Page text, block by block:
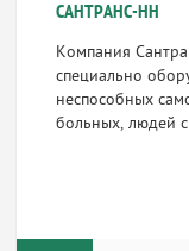
САНТРАНС-НН
Компания
специально
неспособных
больных, людей